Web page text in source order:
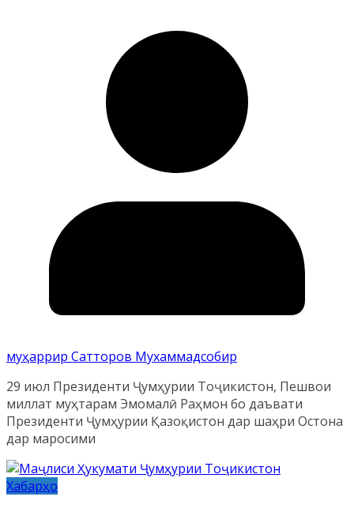
муҳаррир Сатторов Мухаммадсобир
29 июл Президенти Ҷумҳурии Тоҷикистон, Пешвои
миллат муҳтарам Эмомалӣ Раҳмон бо даъвати
Президенти Ҷумҳурии Қазоқистон дар шаҳри Остона
дар маросими
Хабарҳо